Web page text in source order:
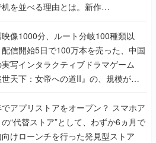
を並べる理由とは。新作
EXTREME』で初タッグを組
ジェンド2人に訊く開発秘話
像1000分、ルート分岐100種類以
信開始5日で100万本を売った、中国
写インタラクティブドラマゲーム
世天下：女帝への道II』の、規模が違
わりをプロデューサーに聞いた
アプリストアをオープン？ スマホア
“代替ストア”として、わずか6ヵ月で
向けローンチを行った発見型ストア